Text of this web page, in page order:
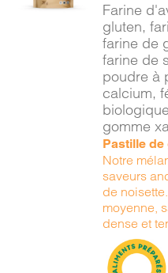
Farine
gluten,
farine de
farine de
poudre à
calcium,
gomme
Pastille
Notre
saveurs
de
moyenne,
dense et